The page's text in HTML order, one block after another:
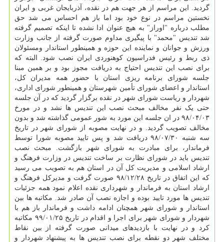
گردید. این مراسم از هر جهت هم در نقده، آذربایجان غربی و ایران
نخستین مراسم در نوع خود بود اما باز هم احساس می شد حق
مطلب درباره "اوراز" به هیچ عنوان ادا نشده تا اینکه تصمیم گرفته
شد تندیس "محمد" با پیگیری مداوم صورت گرفته از جانب وزارت
ورزش و جوانان و نماینده این حوزه و همینطور استاندار ومسئولان
ذی ربط و رئیس فدراسیون کوهنوردی ایران نصب شود. البته که
برای نصب این تندیس احتیاج به دریافت مجوز بود و بر همین مبنا
جلسه شورای برنامه ریزی استان با حضور همه مدیران کل،
استاندار و اعضای شورای تأمین شهرستان و همینطور شورای اداری،
شهردار و ریاست شورای شهر در نقده برگزار گردید که در آن جلسه
حتی یک نفر مخالف مبحث نصب این تندیس ها نشد و در مورخ
۹۸/۰۴/۰۳ در ان جلسه این مورد به شور عمومی گذاشته شد و بدون
مخالف تصویب گردید. و در نهایت مصوبه از شورای شهر در تاریخ
سه شنبه ۹۸/۰۷/۳۰ دریافت شد و پس تایید مصوبه شورا توسط
فرماندار، برای مبادرت به شورای شهر بازگشت. مبحث نصب
تندیس باید در شورای نظارت بر ساخت تندیس در وزارت فرهنگ و
ارشاد اسلامی و مدیریت کل آن در استان هم به تصویب می رسید
که این اتفاق در تاریخ ۹۸/۱۲/۲۸ صورت گرفت و مدیرکل فرهنگ و
ارشاد استان به فرماندار و شهرداری نقده اعلام نمود همه جزئیات
تندیس ها مورد تایید بوده و اجازه نصب آن صادر شد. مکاتبه ها بین
استاندار و شورای شهر همچنان ادامه داشت و فرماندار باز هم با
شهردار و شورای شهر برای اجرا و اقدام در تاریخ ۹۹/۰۱/۲۵ مکاتبه
کرد و در نهایت با بازدیدهای میدانی صورت گرفته از بین نقاط
مختلف شهر دو نقطه برای نصب تندیس ها به پیشنهاد شهردار و